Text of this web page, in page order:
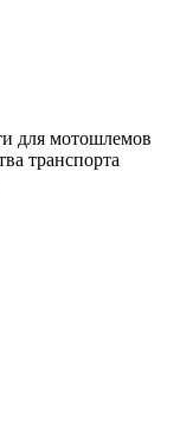
для мотошлемов
транспорта